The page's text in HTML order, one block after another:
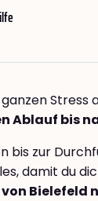
Stress
Ablauf bis
bis zur
damit du
Bielefeld